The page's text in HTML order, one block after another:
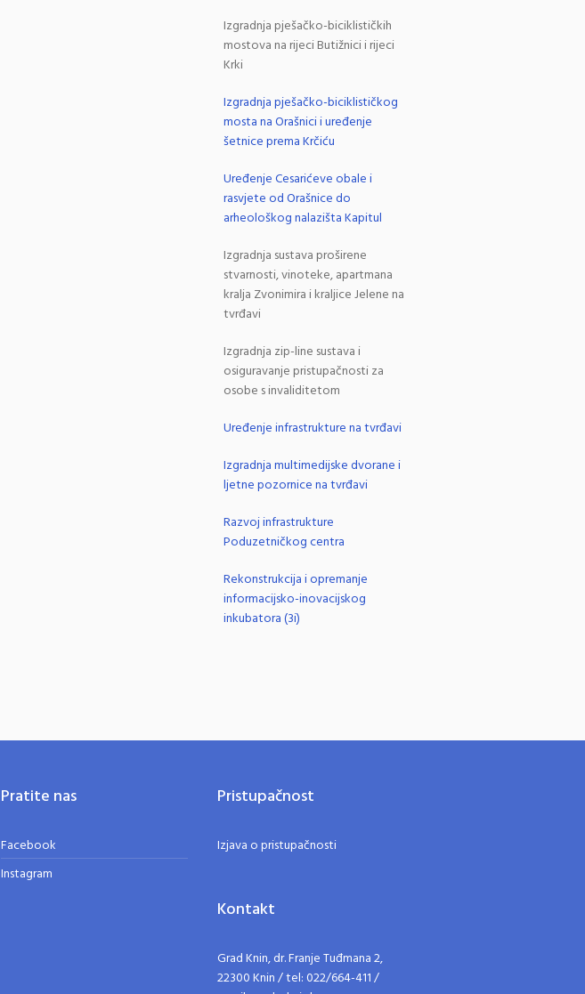
Izgradnja pješačko-biciklističkih
mostova na rijeci Butižnici i rijeci
Krki
Izgradnja pješačko-biciklističkog
mosta na Orašnici i uređenje
šetnice prema Krčiću
Uređenje Cesarićeve obale i
rasvjete od Orašnice do
arheološkog nalazišta Kapitul
Izgradnja sustava proširene
stvarnosti, vinoteke, apartmana
kralja Zvonimira i kraljice Jelene na
tvrđavi
Izgradnja zip-line sustava i
osiguravanje pristupačnosti za
osobe s invaliditetom
Uređenje infrastrukture na tvrđavi
Izgradnja multimedijske dvorane i
ljetne pozornice na tvrđavi
Razvoj infrastrukture
Poduzetničkog centra
Rekonstrukcija i opremanje
informacijsko-inovacijskog
inkubatora (3i)
Pratite nas
Facebook
Instagram
Pristupačnost
Izjava o pristupačnosti
Kontakt
Grad Knin, dr. Franje Tuđmana 2,
22300 Knin / tel: 022/664-411 /